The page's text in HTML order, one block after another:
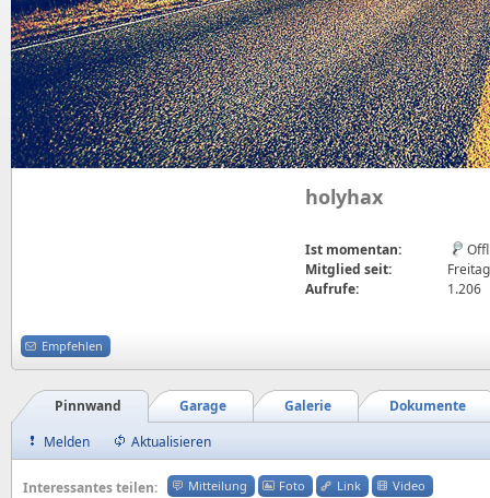
holyhax
Ist momentan:
Mitglied seit:
Aufrufe:
1.206
Empfehlen
Dokumente
Galerie
Garage
Pinnwand
Melden
Aktualisieren
Interessantes teilen: Mitteilung Foto Link Video